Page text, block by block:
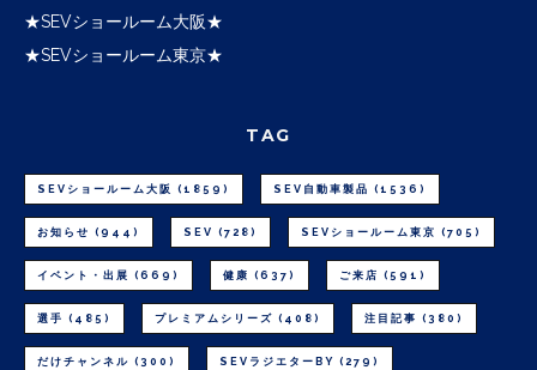
★SEVショールーム大阪★
★SEVショールーム東京★
TAG
SEVショールーム大阪 (1859) SEV自動車製品 (1536)
お知らせ (944) SEV (728) SEVショールーム東京 (705)
イベント・出展 (669) 健康 (637) ご来店 (591)
選手 (485) プレミアムシリーズ (408) 注目記事 (380)
だけチャンネル (300) SEVラジエターBY (279)